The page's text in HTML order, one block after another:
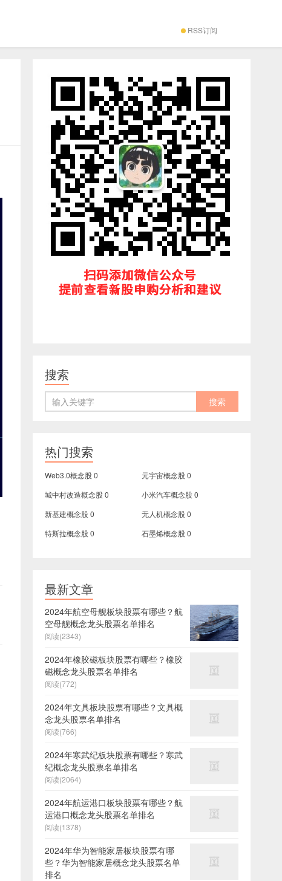
RSS订阅
搜索
热门搜索
Web3.0概念股0 元宇宙概念股0
城中村改造概念股0 小米汽车概念股0
新基建概念股0 无人机概念股0
特斯拉概念股0 石墨烯概念股0
最新文章
2024年航空母舰板块股票有哪些？航
空母舰概念龙头股票名单排名
阅读(2343)
2024年橡胶磁板块股票有哪些？橡胶
磁概念龙头股票名单排名
阅读(772)
2024年文具板块股票有哪些？文具概
念龙头股票名单排名
阅读(766)
2024年寒武纪板块股票有哪些？寒武
纪概念龙头股票名单排名
阅读(2064)
2024年航运港口板块股票有哪些？航
运港口概念龙头股票名单排名
阅读(1378)
2024年华为智能家居板块股票有哪
些？华为智能家居概念龙头股票名单
排名